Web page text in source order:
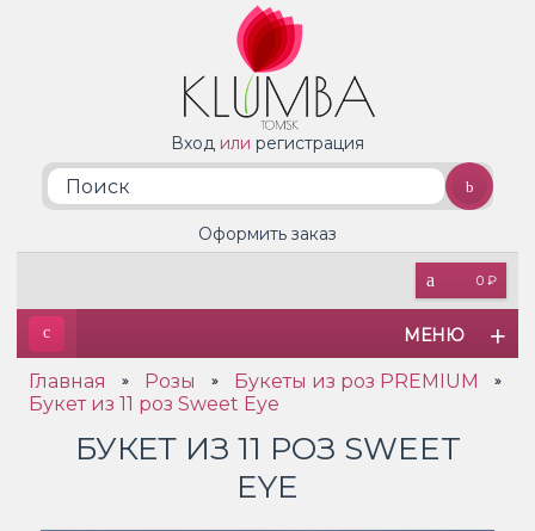
Вход или регистрация
0 ₽
Оформить заказ
МЕНЮ
Главная » Розы » Букеты из роз PREMIUM »
Букет из 11 роз Sweet Eye
БУКЕТ ИЗ 11 РОЗ SWEET
EYE